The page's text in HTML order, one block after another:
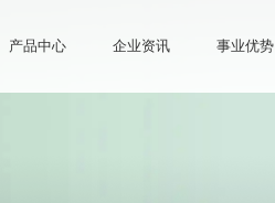
产品中心 企业资讯 事业优势